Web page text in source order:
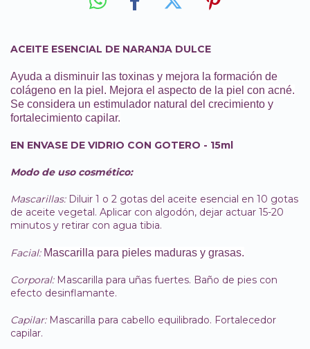
ACEITE ESENCIAL DE NARANJA DULCE
Ayuda a disminuir las toxinas y mejora la formación de
colágeno en la piel. Mejora el aspecto de la piel con acné.
Se considera un estimulador natural del crecimiento y
fortalecimiento capilar.
EN ENVASE DE VIDRIO CON GOTERO - 15ml
Modo de uso cosmético:
Mascarillas: Diluir 1 o 2 gotas del aceite esencial en 10 gotas
de aceite vegetal. Aplicar con algodón, dejar actuar 15-20
minutos y retirar con agua tibia.
Facial: Mascarilla para pieles maduras y grasas.
Corporal:Mascarilla para uñas fuertes. Baño de pies con
efecto desinflamante.
Capilar:Mascarilla para cabello equilibrado. Fortalecedor
capilar.